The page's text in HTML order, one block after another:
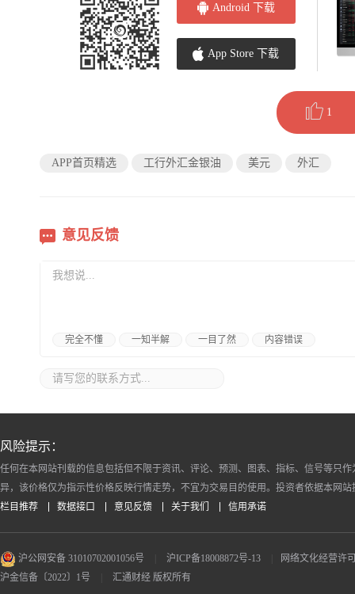
Android 下载
App Store 下载
1
APP首页精选 工行外汇金银油 美元 外汇
意见反馈
完全不懂 一知半解 一目了然 内容错误
风险提示：
任何在本网站刊载的信息包括但不限于资讯、评论、预测、图表、指标、信号等只
异，该价格仅为指示性价格反映行情走势，不宜为交易目的使用。投资者依据本网
栏目推荐
数据接口 意见反馈 关于我们 信用承诺
沪公网安备 31010702001056号 沪ICP备18008872号-13
网络文化经营许
沪金信备〔2022〕1号
汇通财经 版权所有